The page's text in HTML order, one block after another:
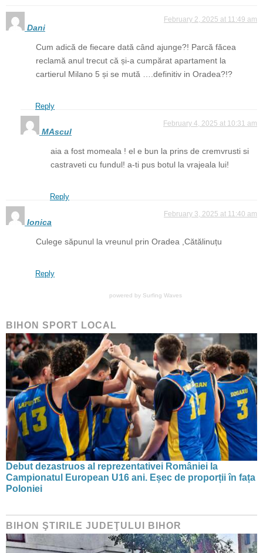
Dani
February 2, 2025 at 11:49 am
Cum adică de fiecare dată când ajunge?! Parcă făcea
reclamă anul trecut că și-a cumpărat apartament la
cartierul Milano 5 și se mută ….definitiv in Oradea?!?
Reply
MAscul
February 4, 2025 at 10:31 am
aia a fost momeala ! el e bun la prins de cremvrusti si
castraveti cu fundul! a-ti pus botul la vrajeala lui!
Reply
Ionica
February 3, 2025 at 11:40 am
Culege săpunul la vreunul prin Oradea ,Cătălinuțu
Reply
powered by Surfing Waves
BIHON SPORT LOCAL
Debut dezastruos al reprezentativei României la
Campionatul European U16 ani. Eșec de proporții în fața
Poloniei
BIHON ŞTIRILE JUDEŢULUI BIHOR